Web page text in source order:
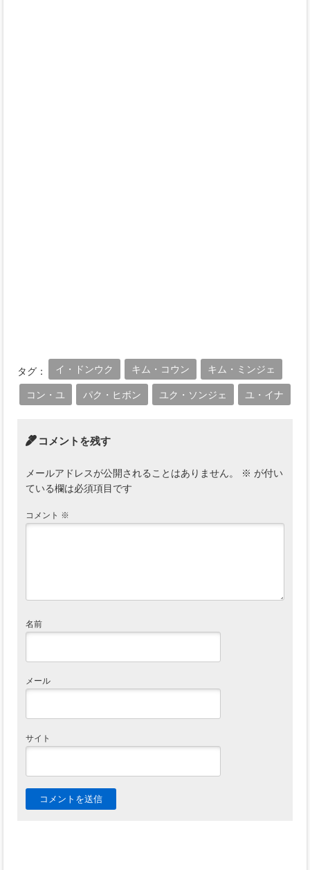
タグ： イ・ドンウク キム・コウン キム・ミンジェ
コン・ユ パク・ヒボン ユク・ソンジェ ユ・イナ
コメントを残す
メールアドレスが公開されることはありません。 ※ が付い
ている欄は必須項目です
コメント ※
名前
メール
サイト